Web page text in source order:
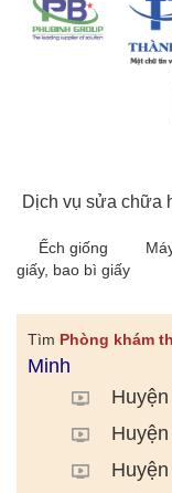
Dịch vụ sửa chữa
Ếch giống
giấy, bao bì giấy
Tìm Phòng khám
Minh